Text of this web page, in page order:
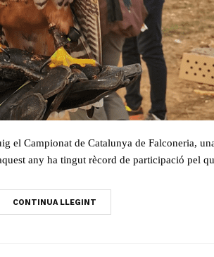
el Campionat de Catalunya de Falconeria,
any ha tingut rècord de participació pel
CONTINUA LLEGINT